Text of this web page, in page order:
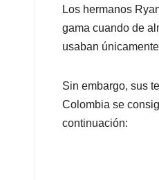
Los hermanos
gama cuando de
usaban
Sin embargo, sus
Colombia se
continuación: